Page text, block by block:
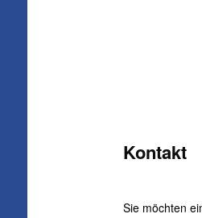
Kontakt
Sie möch­ten